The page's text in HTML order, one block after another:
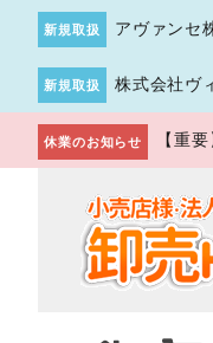
新規取扱 アヴァンセ
新規取扱 株式会社ヴ
休業のお知らせ 【重